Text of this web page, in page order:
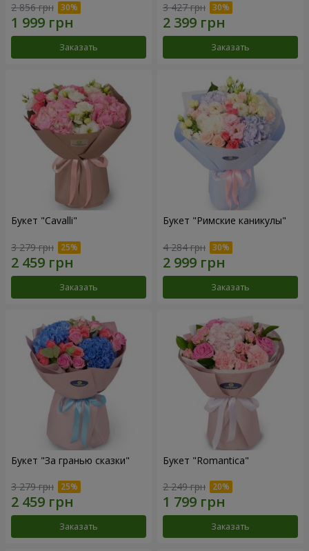
2 856 грн
Заказать
3 427 грн
Заказать
Букет "Cаvalli"
3 279 грн
Заказать
Букет "Римские каникулы"
4 284 грн
Заказать
Букет "За гранью сказки"
3 279 грн
Заказать
Букет "Romantica"
2 249 грн
Заказать